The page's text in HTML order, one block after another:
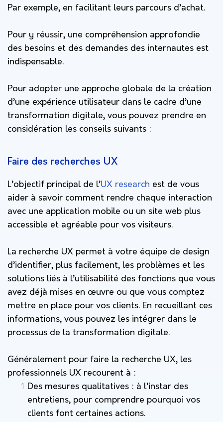
Par exemple, en facilitant leurs parcours d’achat.
Pour y réussir, une compréhension approfondie
des besoins et des demandes des internautes est
indispensable.
Pour adopter une approche globale de la création
d’une expérience utilisateur dans le cadre d’une
transformation digitale, vous pouvez prendre en
considération les conseils suivants :
Faire des recherches UX
L’objectif principal de l’UX research est de vous
aider à savoir comment rendre chaque interaction
avec une application mobile ou un site web plus
accessible et agréable pour vos visiteurs.
La recherche UX permet à votre équipe de design
d’identifier, plus facilement, les problèmes et les
solutions liés à l’utilisabilité des fonctions que vous
avez déjà mises en œuvre ou que vous comptez
mettre en place pour vos clients. En recueillant ces
informations, vous pouvez les intégrer dans le
processus de la transformation digitale.
Généralement pour faire la recherche UX, les
professionnels UX recourent à :
Des mesures qualitatives : à l’instar des
entretiens, pour comprendre pourquoi vos
clients font certaines actions.